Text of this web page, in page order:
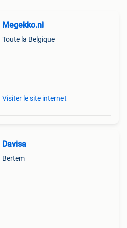
Megekko.nl
Toute la Belgique
Visiter le site internet
Davisa
Bertem